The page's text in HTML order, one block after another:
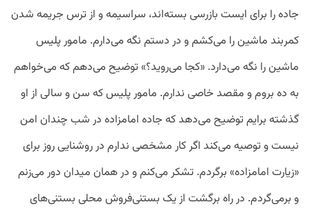
جاده را برای ایست بازرسی بسته‌اند، سراسیمه و از ترس جریمه شدن
کمربند ماشین را می‌کشم و در دستم نگه می‌دارم. مامور پلیس
ماشین را نگه‌ می‌دارد. «کجا می‌روید؟» توضیح می‌دهم که می‌خواهم
به ده بروم و مقصد خاصی ندارم. مامور پلیس که سن و سالی از او
گذشته برایم توضیح می‌دهد که جاده امامزاده در شب چندان امن
نیست و توصیه می‌کند اگر کار مشخصی ندارم در روشنایی روز برای
«زیارت امامزاده» برگردم. تشکر می‌کنم و در همان میدان دور می‌زنم
و برمی‌گردم. در راه برگشت از یک بستنی‌فروش محلی بستنی‌های